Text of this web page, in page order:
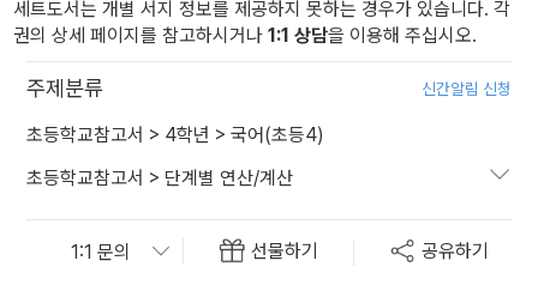
세트도서는 개별 서지 정보를 제공하지 못하는 경우가 있습니다. 각
권의 상세 페이지를 참고하시거나 1:1 상담을 이용해 주십시오.
주제분류 신간알림 신청
초등학교참고서 > 4학년 > 국어(초등4)
초등학교참고서 > 단계별 연산/계산
선물하기 공유하기